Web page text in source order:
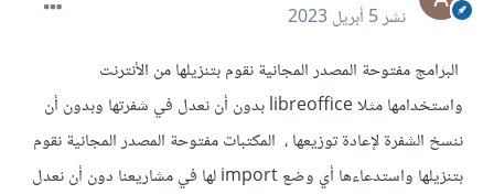
نشر5 أبريل 2023
البرامج مفتوحة المصدر المجانية نقوم بتنزيلها من الأنترنت
واستخدامها مثلا libreoffice بدون أن نعدل في شفرتها وبدون أن
ننسخ الشفرة لإعادة توزيعها ، المكتبات مفتوحة المصدر المجانية نقوم
بتنزيلها واستدعاءها أي وضع import لها في مشاريعنا دون أن نعدل